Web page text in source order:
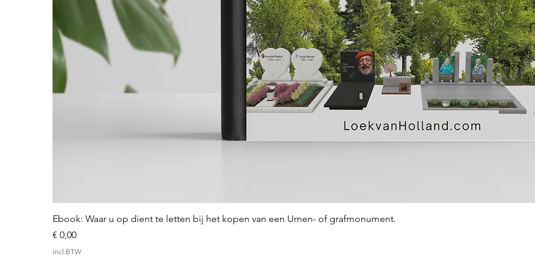
Snel overzicht
Ebook: Waar u op dient te letten bij het kopen van een Urnen- of grafmonument.
Prijs
€ 0,00
incl.BTW